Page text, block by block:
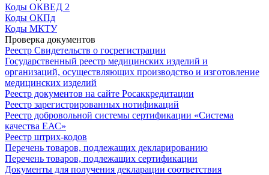
Коды ОКВЕД 2
Коды ОКПд
Коды МКТУ
Проверка документов
Реестр Свидетельств о госрегистрации
Государственный реестр медицинских изделий и
организаций, осуществляющих производство и изготовление
медицинских изделий
Реестр документов на сайте Росаккредитации
Реестр зарегистрированных нотификаций
Реестр добровольной системы сертификации «Система
качества ЕАС»
Реестр штрих-кодов
Перечень товаров, подлежащих декларированию
Перечень товаров, подлежащих сертификации
Документы для получения декларации соответствия